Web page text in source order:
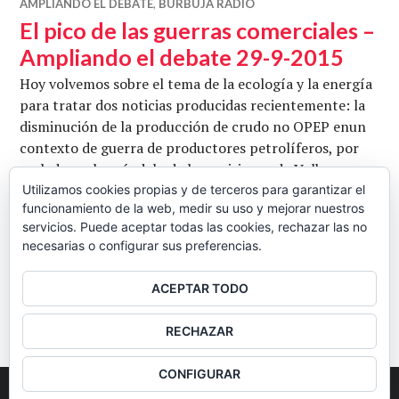
AMPLIANDO EL DEBATE, BURBUJA RADIO
El pico de las guerras comerciales –
Ampliando el debate 29-9-2015
Hoy volvemos sobre el tema de la ecología y la energía
para tratar dos noticias producidas recientemente: la
disminución de la producción de crudo no OPEP enun
contexto de guerra de productores petrolíferos, por
un lado, y el escándalo de las emisiones de Volkswagen
y qué relación podría tener con el cénit de producción
del petróleo. Con Rafael Íñiguez, Ferrán P. Vilar y
Antonio Aretxabala. …Seguir leyendoEl pico de las
BARRA
LATERAL
2026 Colectivo Burbuja
Utilizamos cookies propias y de terceros para garantizar el
funcionamiento de la web, medir su uso y mejorar nuestros
servicios. Puede aceptar todas las cookies, rechazar las no
necesarias o configurar sus preferencias.
ACEPTAR TODO
RECHAZAR
CONFIGURAR